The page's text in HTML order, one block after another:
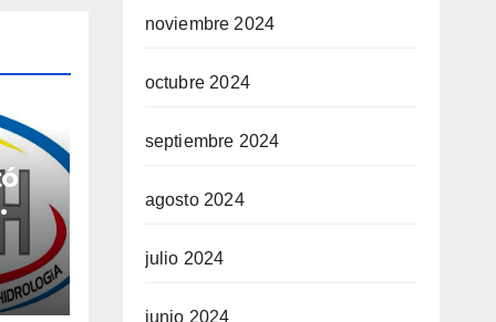
noviembre 2024
octubre 2024
septiembre 2024
agosto 2024
julio 2024
junio 2024